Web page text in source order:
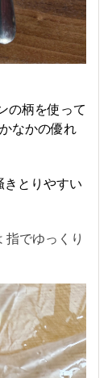
の柄を使って
なかの優れ
とりやすい
でゆっくり